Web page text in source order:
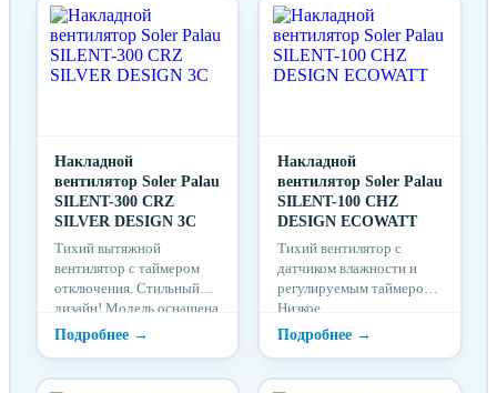
Накладной
вентилятор Soler Palau
SILENT-300 CRZ
SILVER DESIGN 3C
Тихий вытяжной
вентилятор с таймером
отключения. Стильный
дизайн! Модель оснащена
регулируемым таймером
отключения (...
Накладной
вентилятор Soler Palau
SILENT-100 CHZ
DESIGN ECOWATT
Тихий вентилятор с
датчиком влажности и
регулируемым таймером.
Низкое
энергопотребление и
стильный дизайн! Модель